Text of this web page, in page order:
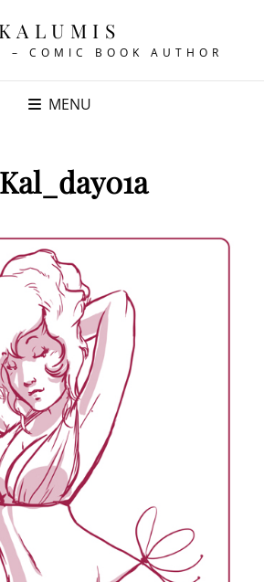
KALUMIS
– COMIC BOOK AUTHOR
MENU